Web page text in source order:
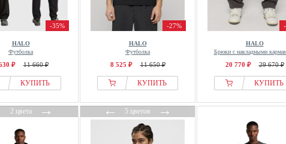
-35%
HALO
Футболка
₽ 11 660 ₽
КУПИТЬ
-27%
HALO
Футболка
8 525 ₽ 11 650 ₽
КУПИТЬ
HALO
Брюки с накладными
20 770 ₽ 29 670 ₽
КУПИТЬ
2 цвета→ ←5 цветов→